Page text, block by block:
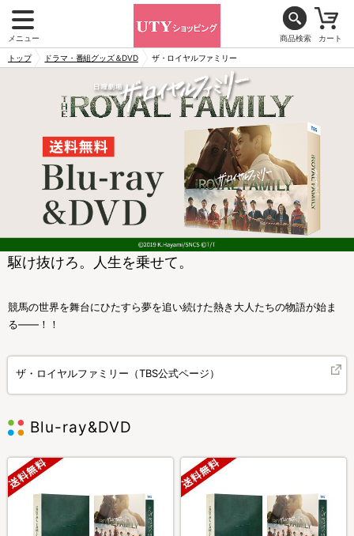
メニュー 商品検索 カート
トップ ドラマ・番組グッズ＆DVD ザ・ロイヤルファミリー
駆け抜けろ。人生を乗せて。
競馬の世界を舞台にひたすら夢を追い続けた熱き大人たちの物語が始ま
る――！！
ザ・ロイヤルファミリー（TBS公式ページ）
Blu-ray&DVD